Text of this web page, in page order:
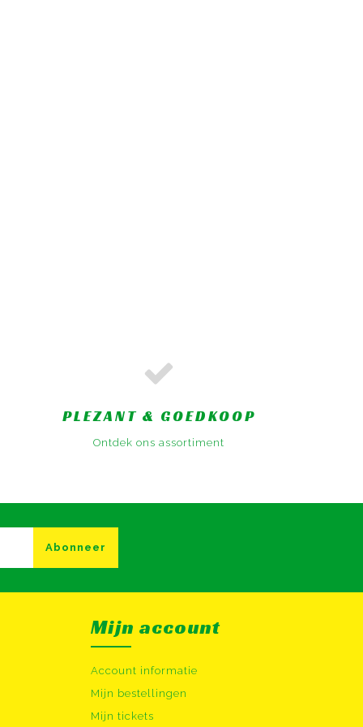
PLEZANT & GOEDKOOP
Ontdek ons assortiment
Abonneer
Mijn account
Account informatie
Mijn bestellingen
Mijn tickets